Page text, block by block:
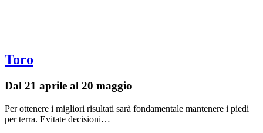
Toro
Dal 21 aprile al 20 maggio
Per ottenere i migliori risultati sarà fondamentale mantenere i piedi
per terra. Evitate decisioni…